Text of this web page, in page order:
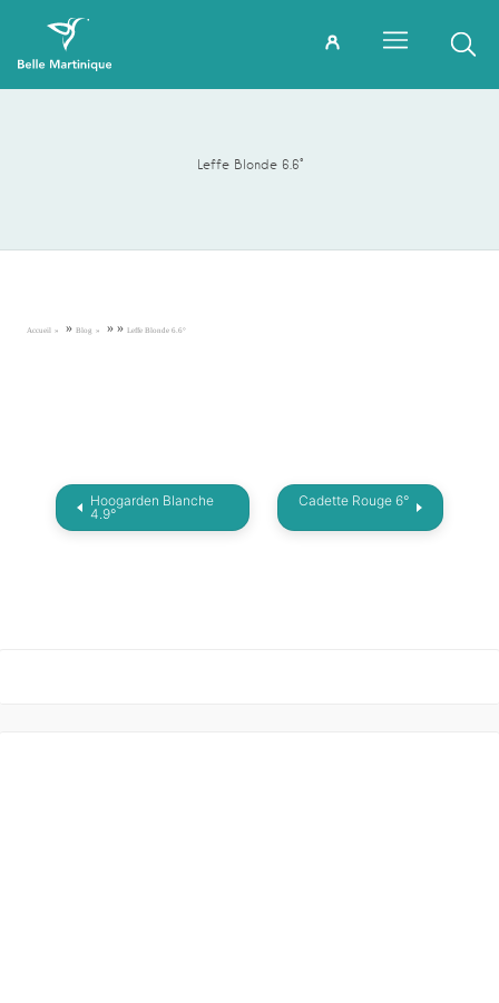
Leffe Blonde 6.6°
Accueil » Blog » » Leffe Blonde 6.6°
Hoogarden Blanche
4.9°
Cadette Rouge 6°